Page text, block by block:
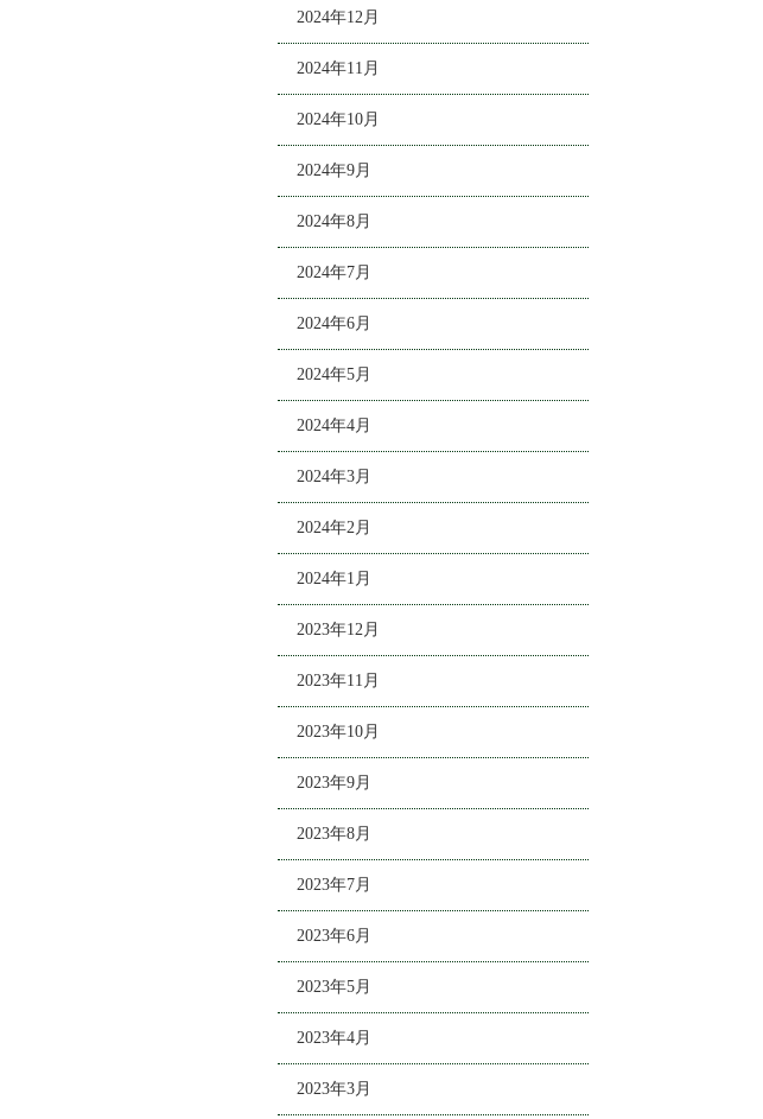
2024年12月
2024年11月
2024年10月
2024年9月
2024年8月
2024年7月
2024年6月
2024年5月
2024年4月
2024年3月
2024年2月
2024年1月
2023年12月
2023年11月
2023年10月
2023年9月
2023年8月
2023年7月
2023年6月
2023年5月
2023年4月
2023年3月